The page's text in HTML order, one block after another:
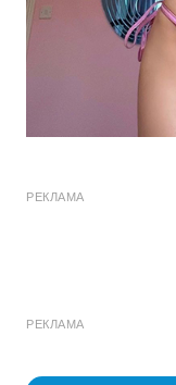
РЕКЛАМА
РЕКЛАМА